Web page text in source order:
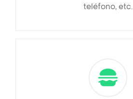
teléfono, etc.